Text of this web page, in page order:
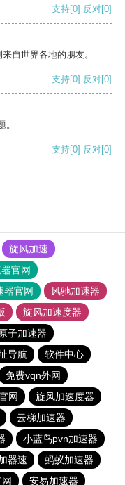
支持[0] 反对[0]
自世界各地的朋友。
支持[0] 反对[0]
支持[0] 反对[0]
旋风加速
官网
器官网
风驰加速器
旋风加速度器
子加速器
导航
软件中心
免费vqn外网
网
旋风加速度器
云梯加速器
小蓝鸟pvn加速器
器速
蚂蚁加速器
安易加速器